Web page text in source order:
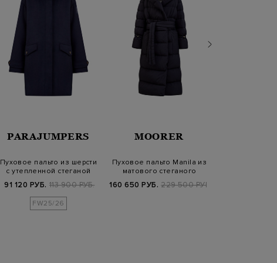
PARAJUMPERS
Пуховое пальто из шерсти
с утепленной стеганой
91 120 РУБ. 113 900 РУБ.
FW25/26
MOORER
Пуховое пальто Manila из
матового стеганого
160 650 РУБ. 229 500 РУБ.